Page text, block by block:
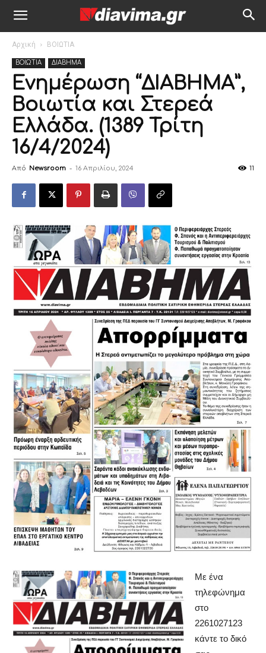
Αρχική ΒΟΙΩΤΙΑ
ΒΟΙΩΤΙΑ ΔΙΑΒΗΜΑ
Ενημέρωση “ΔΙΑΒΗΜΑ”,
Βοιωτία και Στερεά
Ελλάδα. (1389 Τρίτη
16/4/2024)
Από Newsroom - 16 Απριλίου, 2024 11
Με ένα
τηλεφώνημα
στο
2261027123
κάντε το δικό